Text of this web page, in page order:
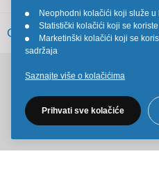
OSTALO
•
Neophodni kolačići koji služe
•
Statistički kolačići koji se
•
Marketinški kolačići koji se
sadržaja
Saznajte više o kolačićima
Prihvati sve kolačiće